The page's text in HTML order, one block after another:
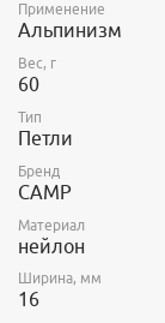
Применение
Альпинизм
Вес, г
60
Тип
Петли
Бренд
CAMP
Материал
нейлон
Ширина, мм
16